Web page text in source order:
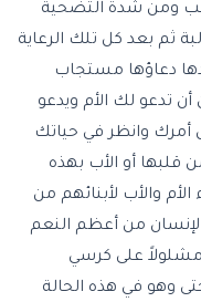
ومن شدة التضحية
ثم بعد كل تلك الرعاية
دعاؤها مستجاب
تدعو لك الأم ويدعو
أمرك وانظر في حياتك
قلبها أو الأب بهذه
والأب لأبنائهم من
من أعظم النعم
مشلولاً على كرسي
وهو في هذه الحالة